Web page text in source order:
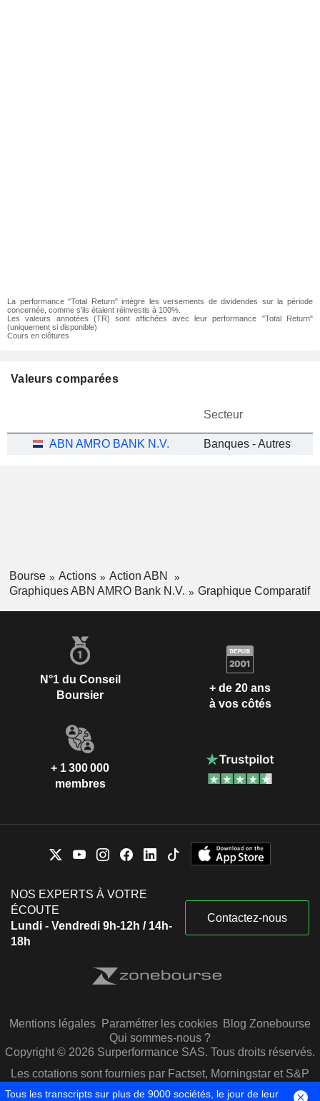
La performance "Total Return" intègre les versements de dividendes sur la période
concernée, comme s'ils étaient réinvestis à 100%.
Les valeurs annotées (TR) sont affichées avec leur performance "Total Return"
(uniquement si disponible)
Cours en clôtures
Valeurs comparées
Secteur
ABN AMRO BANK N.V. Banques - Autres
Bourse Actions
Action ABN
Graphiques ABN AMRO Bank N.V.
Graphique Comparatif
N°1 du Conseil
Boursier
+ de 20 ans
à vos côtés
+ 1 300 000
membres
NOS EXPERTS À VOTRE
ÉCOUTE
Lundi - Vendredi 9h-12h / 14h-
18h
Contactez-nous
Mentions légales Paramétrer les cookies Blog Zonebourse
Qui sommes-nous ?
Copyright © 2026 Surperformance SAS. Tous droits réservés.
Les cotations sont fournies par Factset, Morningstar et S&P
Capital IQ
Tous les transcripts sur plus de 9000 sociétés, le jour de leur